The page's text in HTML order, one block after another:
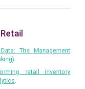
The Management
retail inventory